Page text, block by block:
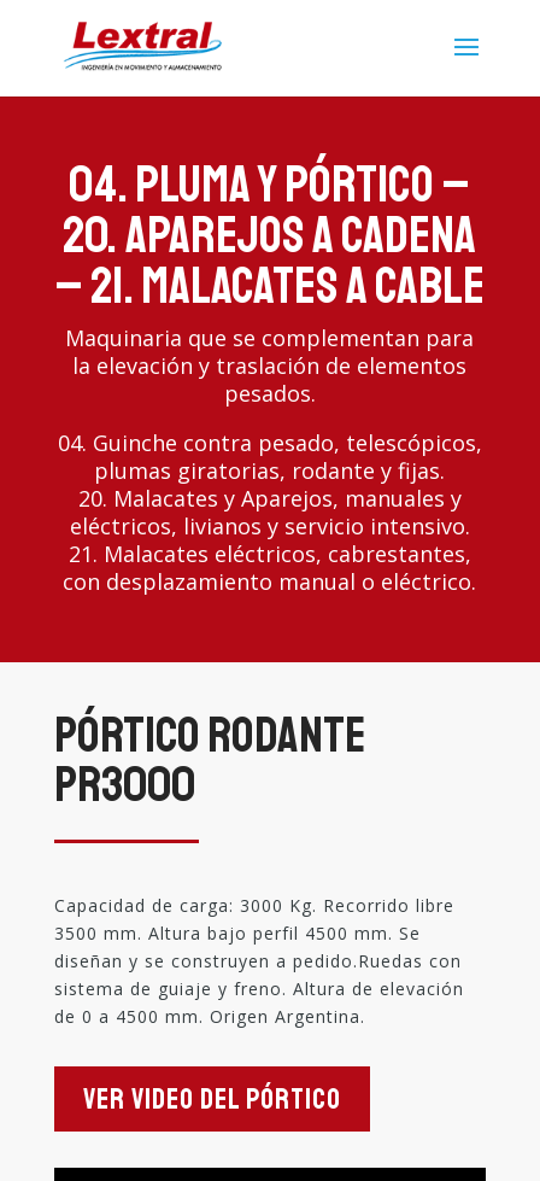
04. Pluma y Pórtico –
20. Aparejos a Cadena
– 21. Malacates a Cable
Maquinaria que se complementan para
la elevación y traslación de elementos
pesados.
04. Guinche contra pesado, telescópicos,
plumas giratorias, rodante y fijas.
20. Malacates y Aparejos, manuales y
eléctricos, livianos y servicio intensivo.
21. Malacates eléctricos, cabrestantes,
con desplazamiento manual o eléctrico.
Pórtico rodante
PR3000
Capacidad de carga: 3000 Kg. Recorrido libre
3500 mm. Altura bajo perfil 4500 mm. Se
diseñan y se construyen a pedido.Ruedas con
sistema de guiaje y freno. Altura de elevación
de 0 a 4500 mm. Origen Argentina.
Ver Video del Pórtico